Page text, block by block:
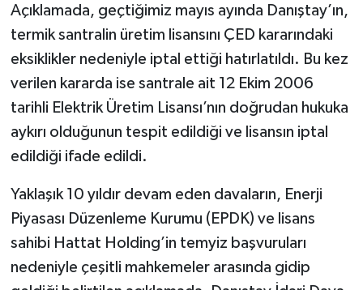
Açıklamada, geçtiğimiz mayıs ayında Danıştay’ın,
termik santralin üretim lisansını ÇED kararındaki
eksiklikler nedeniyle iptal ettiği hatırlatıldı. Bu kez
verilen kararda ise santrale ait 12 Ekim 2006
tarihli Elektrik Üretim Lisansı’nın doğrudan hukuka
aykırı olduğunun tespit edildiği ve lisansın iptal
edildiği ifade edildi.
Yaklaşık 10 yıldır devam eden davaların, Enerji
Piyasası Düzenleme Kurumu (EPDK) ve lisans
sahibi Hattat Holding’in temyiz başvuruları
nedeniyle çeşitli mahkemeler arasında gidip